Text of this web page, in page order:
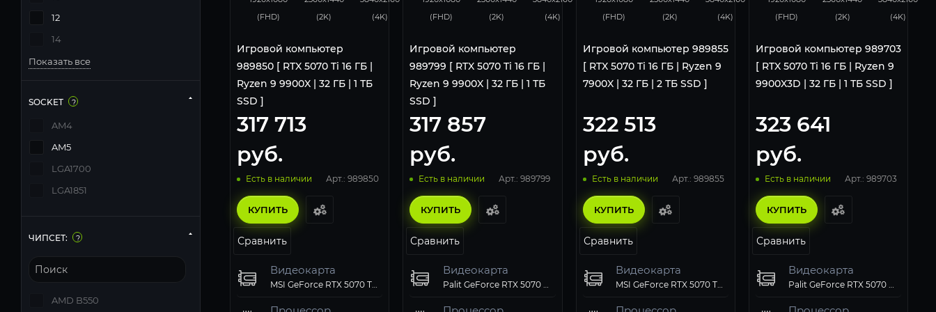
(FHD)
(2K)
(4K)
Игровой компьютер
989850 [ RTX 5070 Ti 16 ГБ |
Ryzen 9 9900X | 32 ГБ | 1 ТБ
SSD ]
317 713
руб.
Есть в наличии Арт.: 989850
КУПИТЬ
Сравнить
Видеокарта
MSI GeForce RTX 5070 Ti 16GB VENTUS 3X OC
(FHD)
(2K)
(4K)
Игровой компьютер
989799 [ RTX 5070 Ti 16 ГБ |
Ryzen 9 9900X | 32 ГБ | 1 ТБ
SSD ]
317 857
руб.
Есть в наличии Арт.: 989799
КУПИТЬ
Сравнить
Видеокарта
(FHD)
(2K)
(4K)
Игровой компьютер 989855
[ RTX 5070 Ti 16 ГБ | Ryzen 9
7900X | 32 ГБ | 2 ТБ SSD ]
322 513
руб.
Есть в наличии Арт.: 989855
КУПИТЬ
Сравнить
Видеокарта
(FHD)
(2K)
(4K)
Игровой компьютер 989703
[ RTX 5070 Ti 16 ГБ | Ryzen 9
9900X3D | 32 ГБ | 1 ТБ SSD ]
323 641
руб.
Есть в наличии Арт.: 989703
КУПИТЬ
Сравнить
Видеокарта
12
14
Показать все
SOCKET ?
AM4
AM5
LGA1700
LGA1851
ЧИПСЕТ: ?
AMD B550